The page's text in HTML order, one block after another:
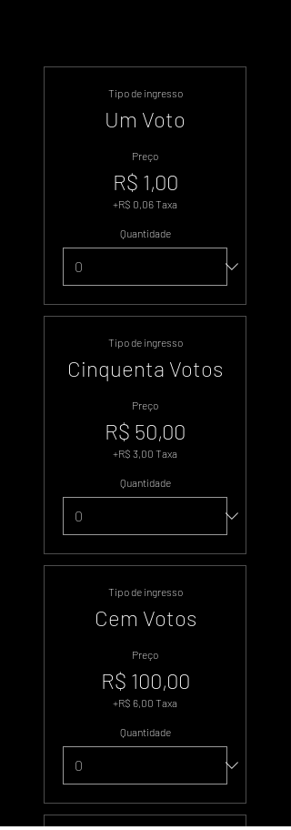
Tipo de ingresso
Um Voto
Preço
R$ 1,00
+R$ 0,06 Taxa
Quantidade
Tipo de ingresso
Cinquenta Votos
Preço
R$ 50,00
+R$ 3,00 Taxa
Quantidade
Tipo de ingresso
Cem Votos
Preço
R$ 100,00
+R$ 6,00 Taxa
Quantidade